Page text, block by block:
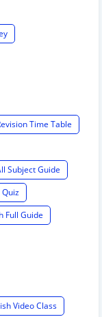
Time Table
Subject Guide
Quiz
Full Guide
Video Class